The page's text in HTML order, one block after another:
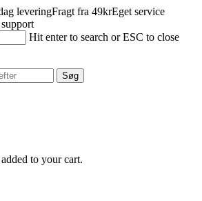
leveringFragt fra 49krEget service
Hit enter to search or ESC to close
Søg
to your cart.